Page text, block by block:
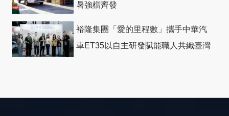
暑強檔齊發
裕隆集團「愛的里程數」攜手中華汽
車ET35以自主研發賦能職人共織臺灣